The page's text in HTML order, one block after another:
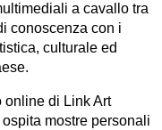
a cavallo tra
conoscenza con i
culturale ed
online di Link Art
mostre personali